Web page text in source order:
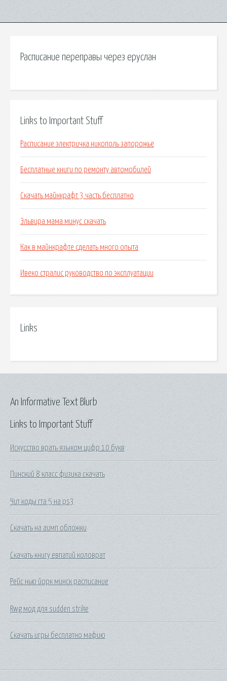
Расписание переправы через еруслан
Links to Important Stuff
Расписание электричка никополь запорожье
Бесплатные книги по ремонту автомобилей
Скачать майнкрафт 3 часть бесплатно
Эльвира мама минус скачать
Как в майнкрафте сделать много опыта
Ивеко стралис руководство по эксплуатации
Links
Links to Important Stuff
Искусство врать языком цифр 10 букв
Пинский 8 класс физика скачать
Чит коды гта 5 на ps3
Скачать на аимп обложки
Скачать книгу евпатий коловрат
Рейс нью йорк минск расписание
Rwg мод для sudden strike
Скачать игры бесплатно мафию
An Informative Text Blurb